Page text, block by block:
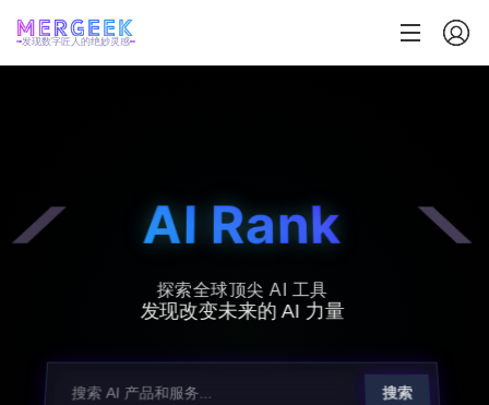
发现数字匠人的绝妙灵感
AI Rank
探索全球顶尖 AI 工具
发现改变未来的 AI 力量
搜索